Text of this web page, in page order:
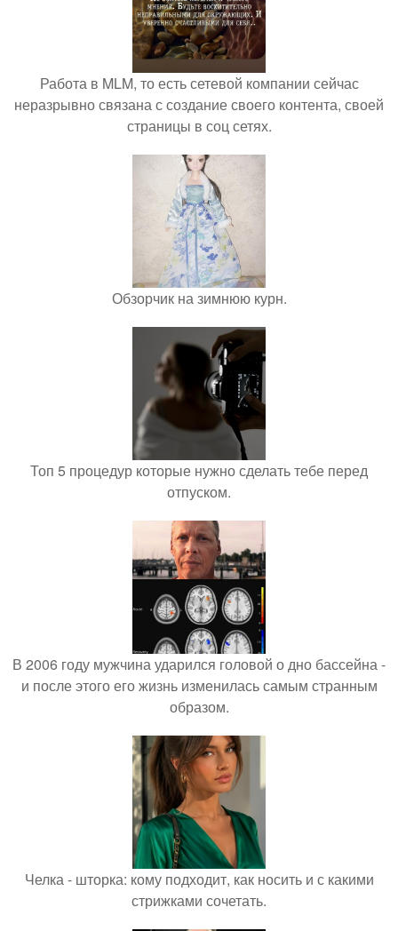
Работа в MLM, то есть сетевой компании сейчас
неразрывно связана с создание своего контента, своей
страницы в соц сетях.
Обзорчик на зимнюю курн.
Топ 5 процедур которые нужно сделать тебе перед
отпуском.
В 2006 году мужчина ударился головой о дно бассейна -
и после этого его жизнь изменилась самым странным
образом.
Челка - шторка: кому подходит, как носить и с какими
стрижками сочетать.